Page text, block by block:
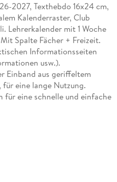
2027, Texthebdo 16x24 cm,
Kalenderraster, Club
Lehrerkalender mit 1 Woche
Spalte Fächer + Freizeit.
Informationsseiten
usw.).
Einband aus geriffeltem
eine lange Nutzung.
eine schnelle und einfache